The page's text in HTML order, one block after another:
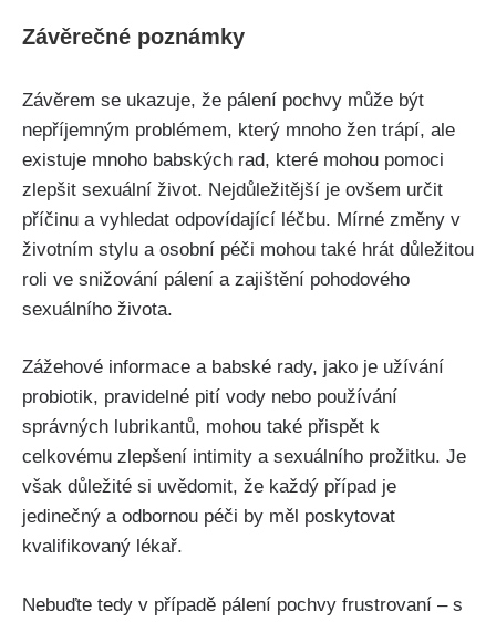
Závěrečné⁢ poznámky
Závěrem se ‌ukazuje, že pálení pochvy může být
⁤nepříjemným problémem, ⁢který ⁢mnoho žen trápí, ‍ale‌
existuje mnoho babských rad, které mohou‌ pomoci
zlepšit sexuální ⁣život. ‍Nejdůležitější ⁣je ovšem určit
příčinu a vyhledat odpovídající léčbu. ⁣Mírné změny v
životním stylu a osobní péči mohou také ⁣hrát důležitou
roli ve⁤ snižování pálení a zajištění pohodového
sexuálního života.
Zážehové informace a babské​ rady, ⁤jako je užívání
probiotik, pravidelné pití vody nebo ‍používání
správných lubrikantů, mohou také‌ přispět ⁤k
celkovému zlepšení intimity a sexuálního prožitku. Je
však důležité si uvědomit,⁤ že každý⁤ případ je
jedinečný a odbornou péči by⁢ měl ‌poskytovat
‍kvalifikovaný lékař.
Nebuďte tedy v případě pálení pochvy frustrovaní – ‍s